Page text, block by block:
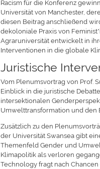
Racism für die Konferenz
Universität von Manchester,
diesen Beitrag anschließend
dekoloniale Praxis von
Agraruniversität entwickelt in
Interventionen in die globale
Juristische
Vom Plenumsvortrag von Prof.
Einblick in die juristische
intersektionalen
Umwelttransformation und
Zusätzlich zu den
der Universität Swansea gibt
Themenfeld Gender und
Klimapolitik als verloren
Technology fragt nach